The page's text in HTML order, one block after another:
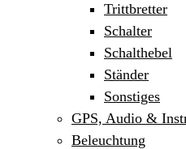
Trittbretter
Schalter
Schalthebel
Ständer
Sonstiges
GPS, Audio &
Beleuchtung